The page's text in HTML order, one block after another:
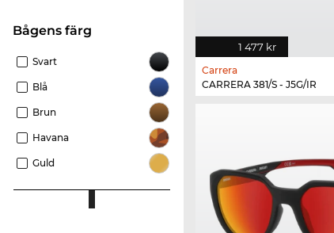
Bågens färg
Svart
Blå
Brun
Havana
Guld
1 477 kr
Carrera
CARRERA 381/S - J5G/IR